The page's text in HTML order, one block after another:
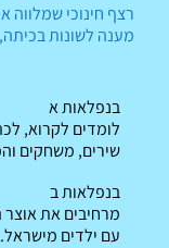
רצף חינוכי שמלווה
מענה לשונותבכיתה,
בנפלאות א
לומדים לקרוא,
שירים, משחקים
בנפלאות ב
מרחיבים את
עם ילדים מישראל.